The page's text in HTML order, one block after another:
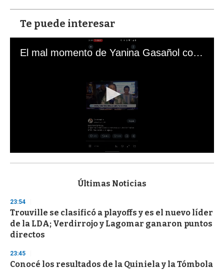
Te puede interesar
El mal momento de Yanina Gasañol con un hincha argentino en "Subrayado"
s
d
s
o
f
3
s
e
c
Últimas Noticias
23:54
Trouville se clasificó a playoffs y es el nuevo líder
de la LDA; Verdirrojo y Lagomar ganaron puntos
directos
23:45
Conocé los resultados de la Quiniela y la Tómbola